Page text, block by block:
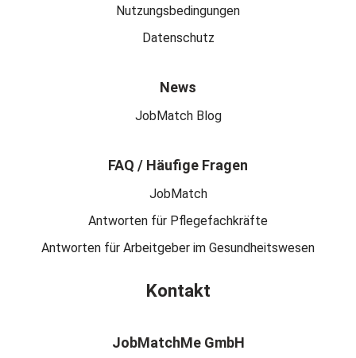
Nutzungsbedingungen
Datenschutz
News
JobMatch Blog
FAQ / Häufige Fragen
JobMatch
Antworten für Pflegefachkräfte
Antworten für Arbeitgeber im Gesundheitswesen
Kontakt
JobMatchMe GmbH